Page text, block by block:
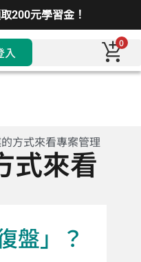
200元學習金！
入
0
方式來看專案管理
式來看
盤」？